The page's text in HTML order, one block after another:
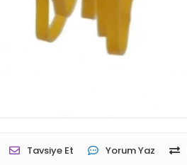
Tavsiye Et Yorum Yaz